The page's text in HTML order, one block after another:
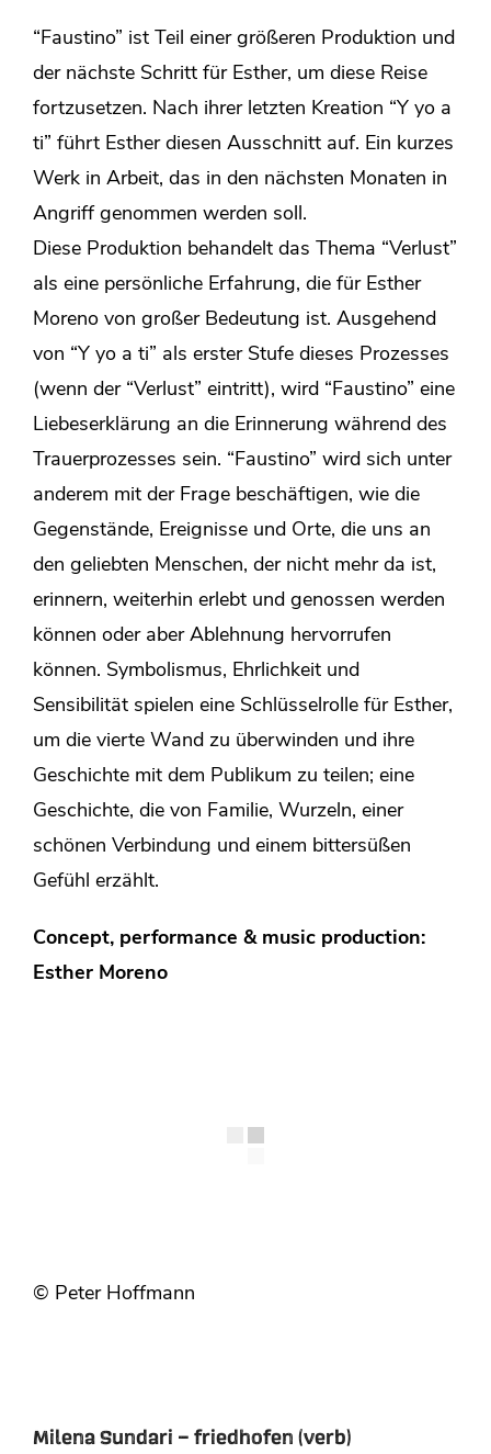
“Faustino” ist Teil einer größeren Produktion und
der nächste Schritt für Esther, um diese Reise
fortzusetzen. Nach ihrer letzten Kreation “Y yo a
ti” führt Esther diesen Ausschnitt auf. Ein kurzes
Werk in Arbeit, das in den nächsten Monaten in
Angriff genommen werden soll.
Diese Produktion behandelt das Thema “Verlust”
als eine persönliche Erfahrung, die für Esther
Moreno von großer Bedeutung ist. Ausgehend
von “Y yo a ti” als erster Stufe dieses Prozesses
(wenn der “Verlust” eintritt), wird “Faustino” eine
Liebeserklärung an die Erinnerung während des
Trauerprozesses sein. “Faustino” wird sich unter
anderem mit der Frage beschäftigen, wie die
Gegenstände, Ereignisse und Orte, die uns an
den geliebten Menschen, der nicht mehr da ist,
erinnern, weiterhin erlebt und genossen werden
können oder aber Ablehnung hervorrufen
können. Symbolismus, Ehrlichkeit und
Sensibilität spielen eine Schlüsselrolle für Esther,
um die vierte Wand zu überwinden und ihre
Geschichte mit dem Publikum zu teilen; eine
Geschichte, die von Familie, Wurzeln, einer
schönen Verbindung und einem bittersüßen
Gefühl erzählt.
Concept, performance & music production:
Esther Moreno
© Peter Hoffmann
Milena Sundari – friedhofen (verb)